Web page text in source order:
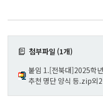
첨부파일 (1개)
붙임 1.[전북대]2025학
추천 명단 양식 등.zip외